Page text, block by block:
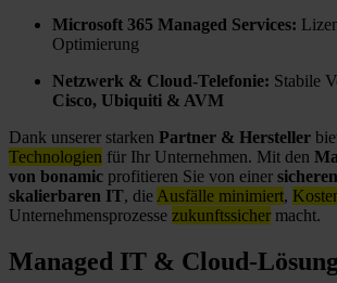
Microsoft 365 Managed Services:
Optimierung
Netzwerk & Cloud-Telefonie: Stabile
Cisco, Ubiquiti & AVM
Dank unserer starken Partner & Hersteller
Technologien für Ihr Unternehmen. Mit den
von bonamic profitieren Sie von einer
skalierbaren IT, die Ausfälle minimiert,
Unternehmensprozesse zukunftssicher macht.
Managed IT & Cloud-